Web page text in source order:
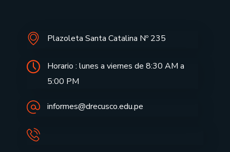
Plazoleta Santa Catalina Nº 235
Horario : lunes a viernes de 8:30 AM a
5:00 PM
informes@drecusco.edu.pe